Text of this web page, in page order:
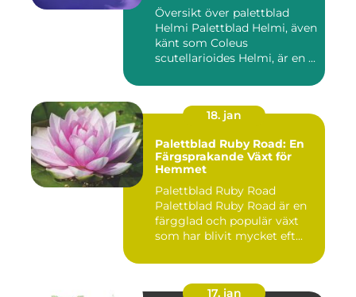
Översikt över palettblad
Helmi Palettblad Helmi, även
känt som Coleus
scutellarioides Helmi, är en ...
18. jan
Palettblad Ruby Road: En
Färgsprakande Växt för
Hemmet
Palettblad Ruby Road
Palettblad Ruby Road är en
färgglad och populär växt
som har blivit mycket eft...
17. jan